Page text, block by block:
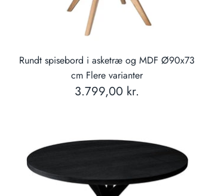
Rundt spisebord i asketræ og MDF Ø90x73
cm Flere varianter
3.799,00 kr.